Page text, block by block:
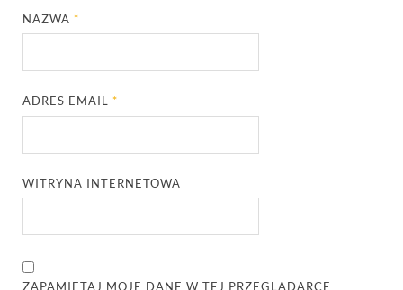
NAZWA*
ADRES EMAIL*
WITRYNA INTERNETOWA
ZAPAMIĘTAJ MOJE DANE W TEJ PRZEGLĄDARCE